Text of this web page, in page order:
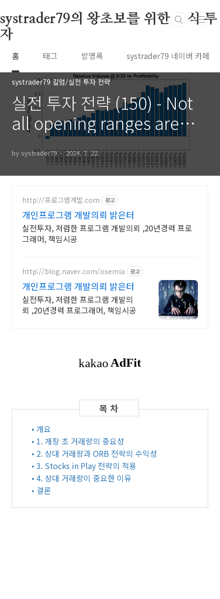
systrader79의 왕초보를 위한 주식 투
자
홈 태그 방명록 systrader79 네이버 카페
systrader79 칼럼/실전 투자 전략
실전 투자 전략 (150) - Not
all opening ranges are
created equally
by systrader79 2024. 7. 22.
http://프로그램개발.com 광고
개인프로그램 개발의뢰 밝은터
실전투자, 저렴한 프로그램 개발의뢰 ,20년경력 프로
그래머, 책임시공
http://blog.naver.com/osemia 광고
개인프로그램 개발의뢰 밝은터
실전투자, 저렴한 프로그램 개발의
뢰 ,20년경력 프로그래머, 책임시공
• 개요
• 1. 개장 초 거래량의 중요성
• 2. 상대 거래량과 ORB 전략의 수익성
• 3. Stocks in Play 전략의 적용
• 4. 상대 거래량이 중요한 이유
• 결론